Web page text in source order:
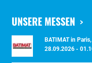
UNSERE MESSEN
BATIMAT in
28.09.2026 -